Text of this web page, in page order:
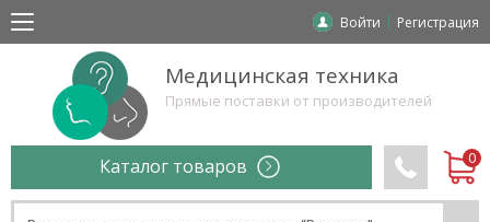
Войти Регистрация
Медицинская техника
Прямые поставки от производителей
Каталог товаров